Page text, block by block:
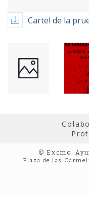
Cartel de la
© Excmo.
Plaza de las